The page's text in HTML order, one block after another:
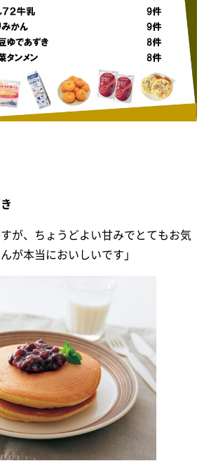
すが、ちょうどよい甘みでとてもお気
が本当においしいです」